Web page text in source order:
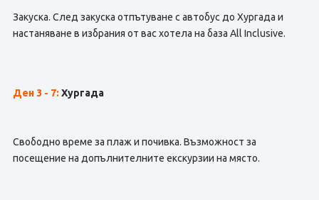
Закуска. След закуска отпътуване с автобус до Хургада и
настаняване в избрания от вас хотела на база All Inclusive.
Ден 3 - 7: Хургада
Свободно време за плаж и почивка. Възможност за
посещение на допълнителните екскурзии на място.